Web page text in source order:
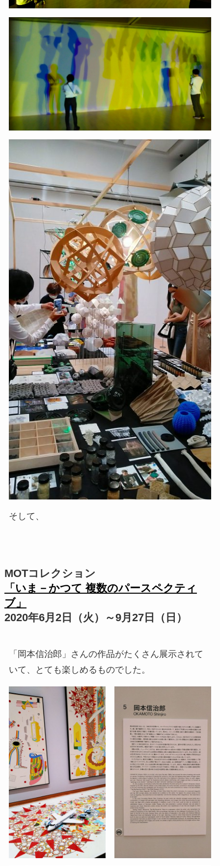
そして、
MOTコレクション
「いま－かつて 複数のパースペクティ
ブ」
2020年6月2日（火）～9月27日（日）
「岡本信治郎」さんの作品がたくさん展示されて
いて、とても楽しめるものでした。